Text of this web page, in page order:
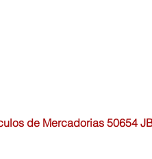
de Mercadorias 50654